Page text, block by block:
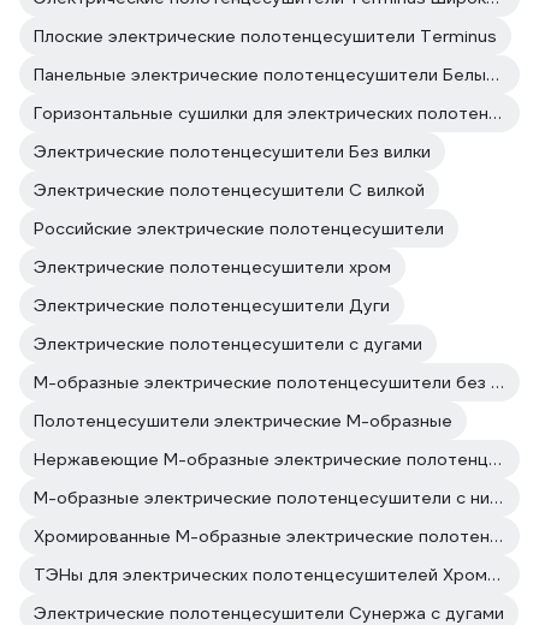
Плоские электрические полотенцесушители Terminus
Панельные электрические полотенцесушители Белые полотенцесушители
Горизонтальные сушилки для электрических полотенцесушителей поворотные
Электрические полотенцесушители Без вилки
Электрические полотенцесушители С вилкой
Российские электрические полотенцесушители
Электрические полотенцесушители хром
Электрические полотенцесушители Дуги
Электрические полотенцесушители с дугами
М-образные электрические полотенцесушители без терморегулятора
Полотенцесушители электрические М-образные
Нержавеющие М-образные электрические полотенцесушители
М-образные электрические полотенцесушители с нижним подключением
Хромированные М-образные электрические полотенцесушители
ТЭНы для электрических полотенцесушителей Хромированные
Электрические полотенцесушители Сунержа с дугами